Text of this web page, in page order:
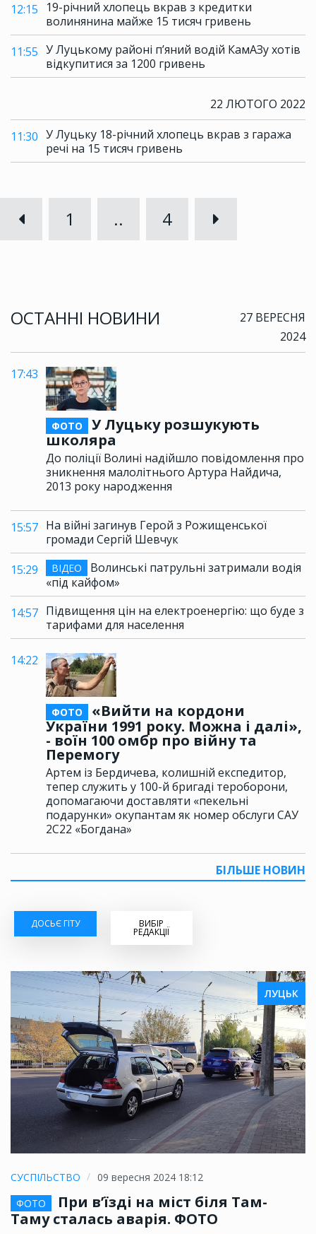
ОСТАННІ НОВИНИ
27 ВЕРЕСНЯ
2024
17:43
ФОТО
У Луцьку розшукують
школяра
До поліції Волині надійшло повідомлення про
зникнення малолітнього Артура Найдича,
2013 року народження
15:57 На війні загинув Герой з Рожищенської
громади Сергій Шевчук
15:29
ВІДЕО
Волинські патрульні затримали водія
«під кайфом»
14:57 Підвищення цін на електроенергію: що буде з
тарифами для населення
14:22
ФОТО
«Вийти на кордони
України 1991 року. Можна і далі»,
- воїн 100 омбр про війну та
Перемогу
Артем із Бердичева, колишній експедитор,
тепер служить у 100-й бригаді тероборони,
допомагаючи доставляти «пекельні
подарунки» окупантам як номер обслуги САУ
2С22 «Богдана»
БІЛЬШЕ НОВИН
ДОСЬЄ ГІТУ ВИБІР
РЕДАКЦІЇ
ЛУЦЬК
СУСПІЛЬСТВО
09 вересня 2024 18:12
ФОТО
При в’їзді на міст біля Там-
Таму сталась аварія. ФОТО
12:15
19-річний хлопець вкрав з кредитки
волинянина майже 15 тисяч гривень
11:55 У Луцькому районі п’яний водій КамАЗу хотів
відкупитися за 1200 гривень
22 ЛЮТОГО 2022
11:30 У Луцьку 18-річний хлопець вкрав з гаража
речі на 15 тисяч гривень
1 .. 4